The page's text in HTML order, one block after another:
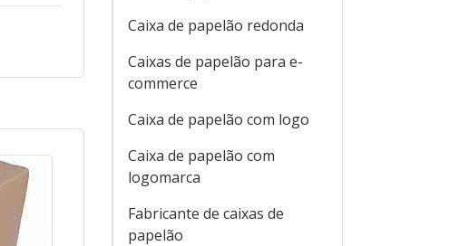
Caixa de papelão redonda
Caixas de papelão para e-
commerce
Caixa de papelão com logo
Caixa de papelão com
logomarca
Fabricante de caixas de
papelão